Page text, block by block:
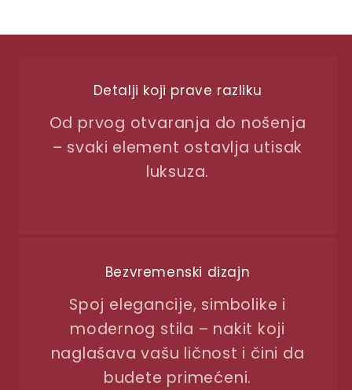
Detalji koji prave razliku
Od prvog otvaranja do nošenja
– svaki element ostavlja utisak
luksuza.
Bezvremenski dizajn
Spoj elegancije, simbolike i
modernog stila – nakit koji
naglašava vašu ličnost i čini da
budete primećeni.